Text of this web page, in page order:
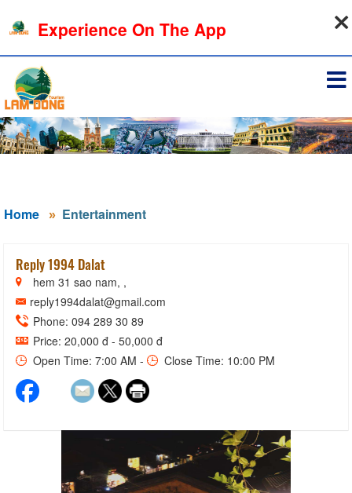
Home Entertainment
Reply 1994 Dalat
hem 31 sao nam, ,
reply1994dalat@gmail.com
Phone: 094 289 30 89
Price: 20,000 đ - 50,000 đ
Open Time: 7:00 AM -
Close Time: 10:00 PM
Experience On The App